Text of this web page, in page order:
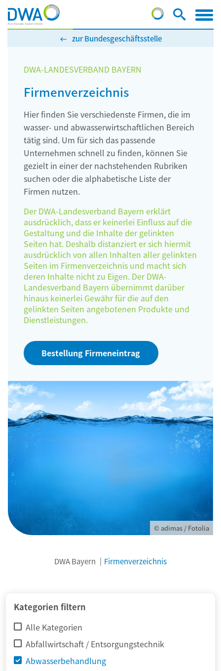
zur Bundesgeschäftsstelle
DWA-LANDESVERBAND BAYERN
Firmenverzeichnis
Hier finden Sie verschiedenste Firmen, die im
wasser- und abwasserwirtschaftlichen Bereich
tätig sind. Um für sich das passende
Unternehmen schnell zu finden, können Sie
gezielt in einer der nachstehenden Rubriken
suchen oder die alphabetische Liste der
Firmen nutzen.
Der DWA-Landesverband Bayern erklärt
ausdrücklich, dass er keinerlei Einfluss auf die
Gestaltung und die Inhalte der gelinkten
Seiten hat. Deshalb distanziert er sich hiermit
ausdrücklich von allen Inhalten aller gelinkten
Seiten im Firmenverzeichnis und macht sich
deren Inhalte nicht zu Eigen. Der DWA-
Landesverband Bayern übernimmt darüber
hinaus keinerlei Gewähr für die auf den
gelinkten Seiten angebotenen Produkte und
Dienstleistungen.
Bestellung Firmeneintrag
© adimas / Fotolia
DWA Bayern Firmenverzeichnis
Kategorien filtern
Alle Kategorien
Abfallwirtschaft / Entsorgungstechnik
Abwasserbehandlung